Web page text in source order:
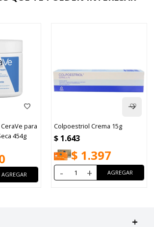
para
454g
Colpoestriol Crema 15g
$ 1.643
$ 1.397
- +